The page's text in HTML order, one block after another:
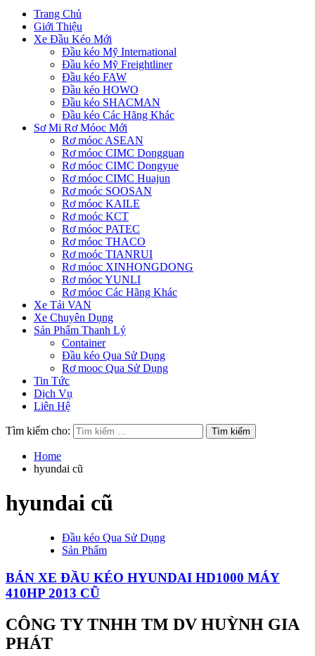
Trang Chủ
Giới Thiệu
Xe Đầu Kéo Mới
Đầu kéo Mỹ International
Đầu kéo Mỹ Freightliner
Đầu kéo FAW
Đầu kéo HOWO
Đầu kéo SHACMAN
Đầu kéo Các Hãng Khác
Sơ Mi Rơ Móoc Mới
Rơ móoc ASEAN
Rơ móoc CIMC Dongguan
Rơ móoc CIMC Dongyue
Rơ móoc CIMC Huajun
Rơ moóc SOOSAN
Rơ móoc KAILE
Rơ moóc KCT
Rơ móoc PATEC
Rơ móoc THACO
Rơ moóc TIANRUI
Rơ móoc XINHONGDONG
Rơ móoc YUNLI
Rơ móoc Các Hãng Khác
Xe Tải VAN
Xe Chuyên Dụng
Sản Phẩm Thanh Lý
Container
Đầu kéo Qua Sử Dụng
Rơ mooc Qua Sử Dụng
Tin Tức
Dịch Vụ
Liên Hệ
Tìm kiếm cho:
Home
hyundai cũ
hyundai cũ
Đầu kéo Qua Sử Dụng
Sản Phẩm
BÁN XE ĐẦU KÉO HYUNDAI HD1000 MÁY
410HP 2013 CŨ
CÔNG TY TNHH TM DV HUỲNH GIA
PHÁT